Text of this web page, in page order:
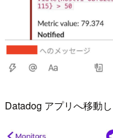
Datadog アプリへ移動